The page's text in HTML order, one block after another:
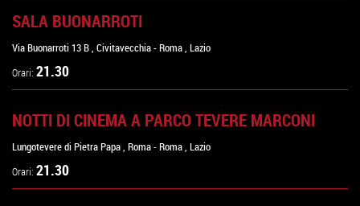
SALA BUONARROTI
Via Buonarroti 13 B, Civitavecchia-Roma, Lazio
Orari: 21.30
NOTTI DI CINEMA A PARCO TEVERE MARCONI
Lungotevere di Pietra Papa, Roma-Roma, Lazio
Orari: 21.30